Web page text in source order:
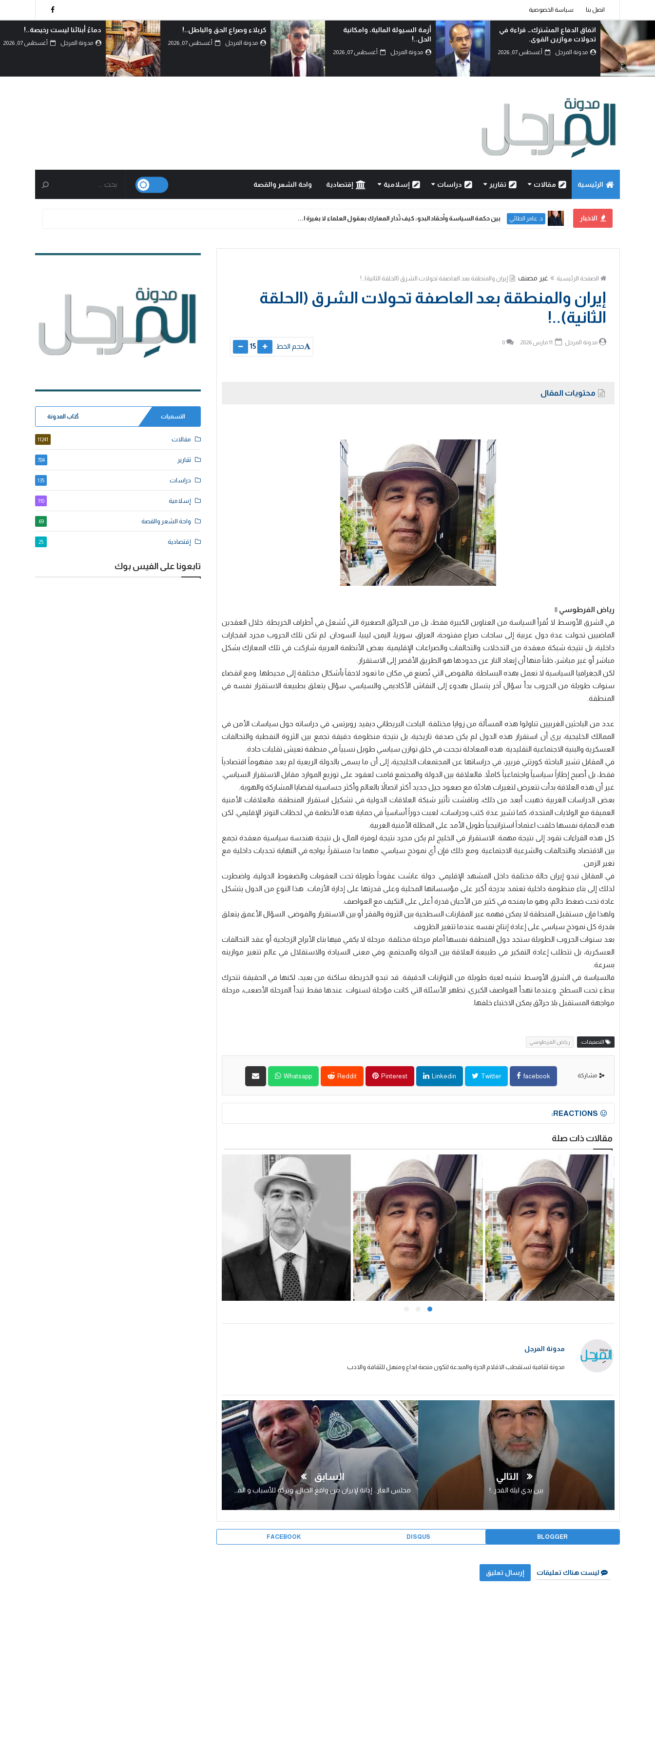
اتصل بنا سياسة الخصوصية
اتفاق الدفاع المشترك… قراءة في
تحولات موازين القوى.
مدونة المرجل أغسطس 07, 2026
أزمة السيولة المالية، وامكانية
الحل..!
مدونة المرجل أغسطس 07, 2026
كربلاء وصراع الحق والباطل..!
مدونة المرجل أغسطس 07, 2026
دماءُ أبنائنا ليست رخيصة..!
مدونة المرجل أغسطس 07, 2026
الرئيسية مقالات تقارير دراسات إسلامية إقتصادية واحة الشعر والقصة
الاخبار المهندس مهدي حسين الزبيدي اتفاق الدفاع المشترك… قراءة في تحولات موازين القوى.
الصفحة الرئيسية غير مصنف إيران والمنطقة بعد العاصفة تحولات الشرق (الحلقة الثانية)..!
إيران والمنطقة بعد العاصفة تحولات الشرق (الحلقة
الثانية)..!
مدونة المرجل 0 حجم الخط 15
محتويات المقال
رياض الفرطوسي ||
في الشرق الأوسط لا تُقرأ السياسة من العناوين الكبيرة فقط، بل من الحرائق الصغيرة التي تُشعل في أطراف الخريطة. خلال العقدين
الماضيين تحولت عدة دول عربية إلى ساحات صراع مفتوحة، العراق، سوريا، اليمن، ليبيا، السودان. لم تكن تلك الحروب مجرد انفجارات
داخلية، بل نتيجة شبكة معقدة من التدخلات والتحالفات والصراعات الإقليمية. بعض الأنظمة العربية شاركت في تلك المعارك بشكل
مباشر أو غير مباشر، ظناً منها أن إبعاد النار عن حدودها هو الطريق الأقصر إلى الاستقرار.
لكن الجغرافيا السياسية لا تعمل بهذه البساطة. فالفوضى التي تُصنع في مكان ما تعود لاحقاً بأشكال مختلفة إلى محيطها. ومع انقضاء
سنوات طويلة من الحروب بدأ سؤال آخر يتسلل بهدوء إلى النقاش الأكاديمي والسياسي، سؤال يتعلق بطبيعة الاستقرار نفسه في
المنطقة.
عدد من الباحثين الغربيين تناولوا هذه المسألة من زوايا مختلفة. الباحث البريطاني ديفيد روبرتس، في دراساته حول سياسات الأمن في
الممالك الخليجية، يرى أن استقرار هذه الدول لم يكن صدفة تاريخية، بل نتيجة منظومة دقيقة تجمع بين الثروة النفطية والتحالفات
العسكرية والبنية الاجتماعية التقليدية. هذه المعادلة نجحت في خلق توازن سياسي طويل نسبياً في منطقة تعيش تقلبات حادة.
في المقابل تشير الباحثة كورتني فريير، في دراساتها عن المجتمعات الخليجية، إلى أن ما يسمى بالدولة الريعية لم يعد مفهوماً اقتصادياً
فقط، بل أصبح إطاراً سياسياً واجتماعياً كاملاً. فالعلاقة بين الدولة والمجتمع قامت لعقود على توزيع الموارد مقابل الاستقرار السياسي.
غير أن هذه العلاقة بدأت تتعرض لتغيرات هادئة مع صعود جيل جديد أكثر اتصالاً بالعالم وأكثر حساسية لقضايا المشاركة والهوية.
بعض الدراسات الغربية ذهبت أبعد من ذلك، وناقشت تأثير شبكة العلاقات الدولية في تشكيل استقرار المنطقة. فالعلاقات الأمنية
العميقة مع الولايات المتحدة، كما تشير عدة كتب ودراسات، لعبت دوراً أساسياً في حماية هذه الأنظمة في لحظات التوتر الإقليمي. لكن
هذه الحماية نفسها خلقت اعتماداً استراتيجياً طويل الأمد على المظلة الأمنية الغربية.
كل هذه القراءات تقود إلى نتيجة مهمة. الاستقرار في الخليج لم يكن مجرد نتيجة لوفرة المال، بل نتيجة هندسة سياسية معقدة تجمع
بين الاقتصاد والتحالفات والشرعية الاجتماعية. ومع ذلك فإن أي نموذج سياسي، مهما بدا مستقراً، يواجه في النهاية تحديات داخلية مع
تغير الزمن.
في المقابل تبدو إيران حالة مختلفة داخل المشهد الإقليمي. دولة عاشت عقوداً طويلة تحت العقوبات والضغوط الدولية، واضطرت
لذلك إلى بناء منظومة داخلية تعتمد بدرجة أكبر على مؤسساتها المحلية وعلى قدرتها على إدارة الأزمات. هذا النوع من الدول يتشكل
عادة تحت ضغط دائم، وهو ما يمنحه في كثير من الأحيان قدرة أعلى على التكيف مع العواصف.
ولهذا فإن مستقبل المنطقة لا يمكن فهمه عبر المقارنات السطحية بين الثروة والفقر أو بين الاستقرار والفوضى. السؤال الأعمق يتعلق
بقدرة كل نموذج سياسي على إعادة إنتاج نفسه عندما تتغير الظروف.
بعد سنوات الحروب الطويلة ستجد دول المنطقة نفسها أمام مرحلة مختلفة. مرحلة لا يكفي فيها بناء الأبراج الزجاجية أو عقد التحالفات
العسكرية، بل تتطلب إعادة التفكير في طبيعة العلاقة بين الدولة والمجتمع، وفي معنى السيادة والاستقلال في عالم تتغير موازينه
بسرعة.
فالسياسة في الشرق الأوسط تشبه لعبة طويلة من التوازنات الدقيقة. قد تبدو الخريطة ساكنة من بعيد، لكنها في الحقيقة تتحرك
ببطء تحت السطح. وعندما تهدأ العواصف الكبرى، تظهر الأسئلة التي كانت مؤجلة لسنوات. عندها فقط تبدأ المرحلة الأصعب، مرحلة
مواجهة المستقبل بلا حرائق يمكن الاختباء خلفها.
التصنيفات: رياض الفرطوسي
مشاركة facebook
Twitter
Linkedin
Pinterest
Reddit
Whatsapp
REACTIONS:
مقالات ذات صلة
مدونة المرجل
مدونة ثقافية تستقطب الاقلام الحرة والمبدعة لتكون منصة ابداع ومنهل للثقافة والادب
التالي
بين يدي ليلة القدر..!
السابق
BLOGGER
DISQUS
FACEBOOK
ليست هناك تعليقات إرسال تعليق
التسميات كُتاب المدونة
مقالات 11241
تقارير 784
دراسات 135
إسلامية 110
واحة الشعر والقصة 69
إقتصادية 25
تابعونا على الفيس بوك